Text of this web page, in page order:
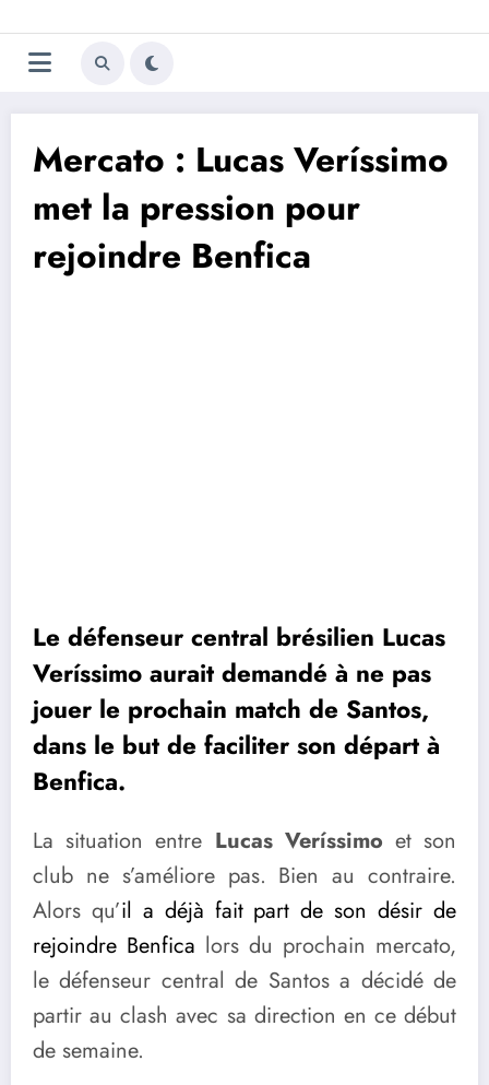
au
contenu
Trivela
L'actualité du football
Mercato : Lucas Veríssimo
met la pression pour
rejoindre Benfica
Le défenseur central brésilien Lucas
Veríssimo aurait demandé à ne pas
jouer le prochain match de Santos,
dans le but de faciliter son départ à
Benfica.
La situation entre Lucas Veríssimo et son
club ne s’améliore pas. Bien au contraire.
Alors qu’il a déjà fait part de son désir de
rejoindre Benfica lors du prochain mercato,
le défenseur central de Santos a décidé de
partir au clash avec sa direction en ce début
de semaine.